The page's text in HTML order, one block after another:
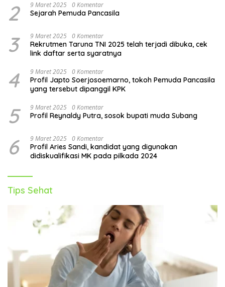
2 9 Maret 2025 0 Komentar
Sejarah Pemuda Pancasila
3 9 Maret 2025 0 Komentar
Rekrutmen Taruna TNI 2025 telah terjadi dibuka, cek
link daftar serta syaratnya
4 9 Maret 2025 0 Komentar
Profil Japto Soerjosoemarno, tokoh Pemuda Pancasila
yang tersebut dipanggil KPK
5 9 Maret 2025 0 Komentar
Profil Reynaldy Putra, sosok bupati muda Subang
6 9 Maret 2025 0 Komentar
Profil Aries Sandi, kandidat yang digunakan
didiskualifikasi MK pada pilkada 2024
Tips Sehat